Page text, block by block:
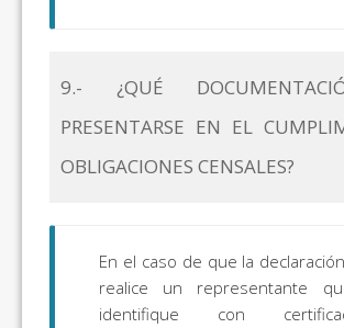
9.- ¿QUÉ
PRESENTARSE EN EL
OBLIGACIONES CENSALES?
En el caso de que la
realice un representante
identifique con